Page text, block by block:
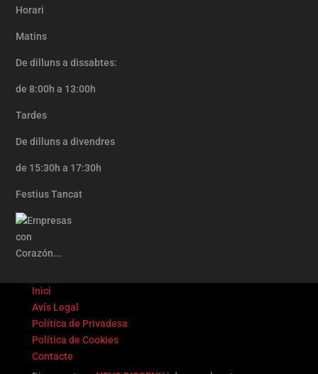
Horari
Matins
De dilluns a dissabtes:
de 8:00h a 13:00h
Tardes
De dilluns a divendres
de 15:30h a 17:30h
Festius Tancat
Inici
Avís Legal
Política de Privadesa
Política de Cookies
Contacte